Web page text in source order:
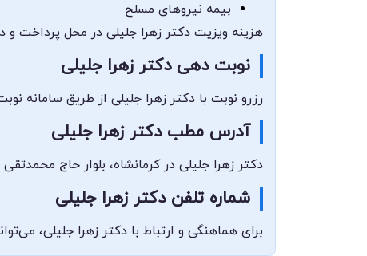
بیمه نیروهای مسلح
هزینه ویزیت دکتر زهرا جلیلی در محل پرداخت و
نوبت دهی دکتر زهرا جلیلی
رزرو نوبت با دکتر زهرا جلیلی از طریق سامانه
آدرس مطب دکتر زهرا جلیلی
دکتر زهرا جلیلی در کرمانشاه، بلوار حاج
شماره تلفن دکتر زهرا جلیلی
برای هماهنگی و ارتباط با دکتر زهرا جلیلی، می‌توانید با شماره